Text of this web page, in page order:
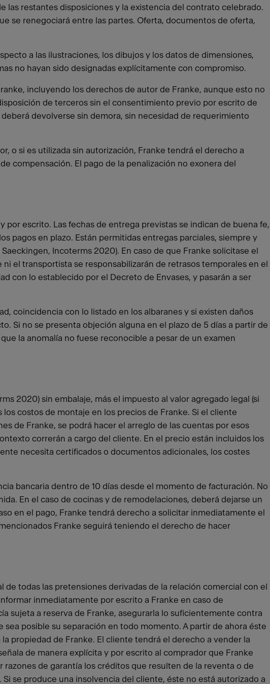
las restantes disposiciones y la existencia del contrato celebrado.
se renegociará entre las partes. Oferta, documentos de oferta,
a las ilustraciones, los dibujos y los datos de dimensiones,
no hayan sido designadas explícitamente con compromiso.
incluyendo los derechos de autor de Franke, aunque esto no
de terceros sin el consentimiento previo por escrito de
devolverse sin demora, sin necesidad de requerimiento
o si es utilizada sin autorización, Franke tendrá el derecho a
compensación. El pago de la penalización no exonera del
por escrito. Las fechas de entrega previstas se indican de buena fe,
pagos en plazo. Están permitidas entregas parciales, siempre y
Incoterms 2020). En caso de que Franke solicitase el
el transportista se responsabilizarán de retrasos temporales en el
con lo establecido por el Decreto de Envases, y pasarán a ser
coincidencia con lo listado en los albaranes y si existen daños
Si no se presenta objeción alguna en el plazo de 5 días a partir de
la anomalía no fuese reconocible a pesar de un examen
2020) sin embalaje, más el impuesto al valor agregado legal (si
costos de montaje en los precios de Franke. Si el cliente
de Franke, se podrá hacer el arreglo de las cuentas por esos
correrán a cargo del cliente. En el precio están incluidos los
necesita certificados o documentos adicionales, los costes
bancaria dentro de 10 días desde el momento de facturación. No
En el caso de cocinas y de remodelaciones, deberá dejarse un
en el pago, Franke tendrá derecho a solicitar inmediatamente el
Franke seguirá teniendo el derecho de hacer
todas las pretensiones derivadas de la relación comercial con el
inmediatamente por escrito a Franke en caso de
sujeta a reserva de Franke, asegurarla lo suficientemente contra
posible su separación en todo momento. A partir de ahora éste
propiedad de Franke. El cliente tendrá el derecho a vender la
de manera explícita y por escrito al comprador que Franke
de garantía los créditos que resulten de la reventa o de
se produce una insolvencia del cliente, éste no está autorizado a